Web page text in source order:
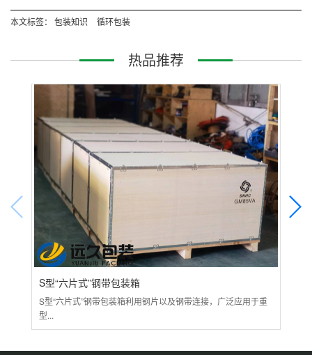
本文标签： 包装知识 循环包装
热品推荐
S型“六片式”钢带包装箱
S型“六片式”钢带包装箱利用钢片以及钢带连接，广泛应用于重
型...